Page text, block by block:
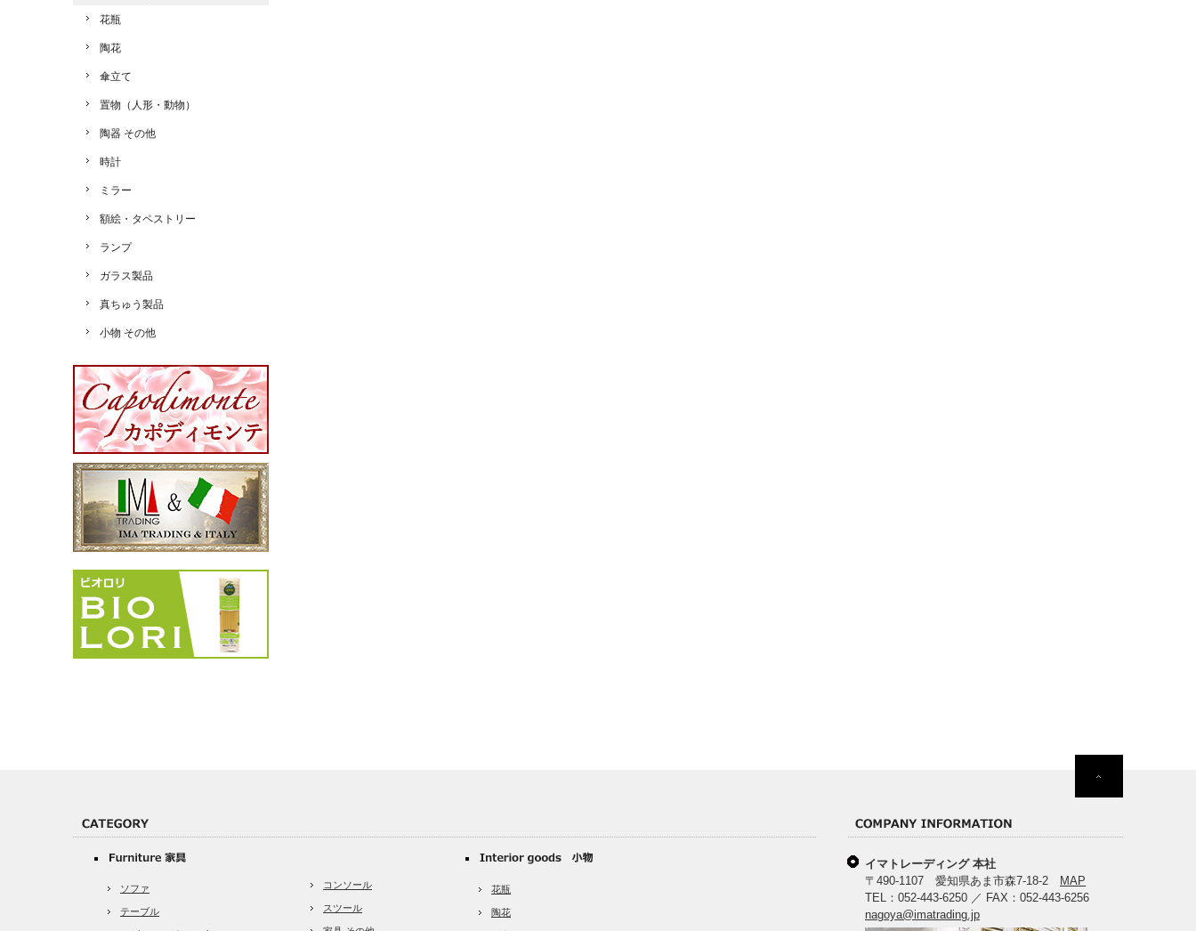
花瓶
陶花
傘立て
置物（人形・動物）
陶器 その他
時計
ミラー
額絵・タペストリー
ランプ
ガラス製品
真ちゅう製品
小物 その他
ソファ
テーブル
コンソール
スツール
花瓶
陶花
イマトレーディング 本社
〒490-1107 愛知県あま市森7-18-2
MAP
TEL：052-443-6250 ／ FAX：052-443-6256
nagoya@imatrading.jp